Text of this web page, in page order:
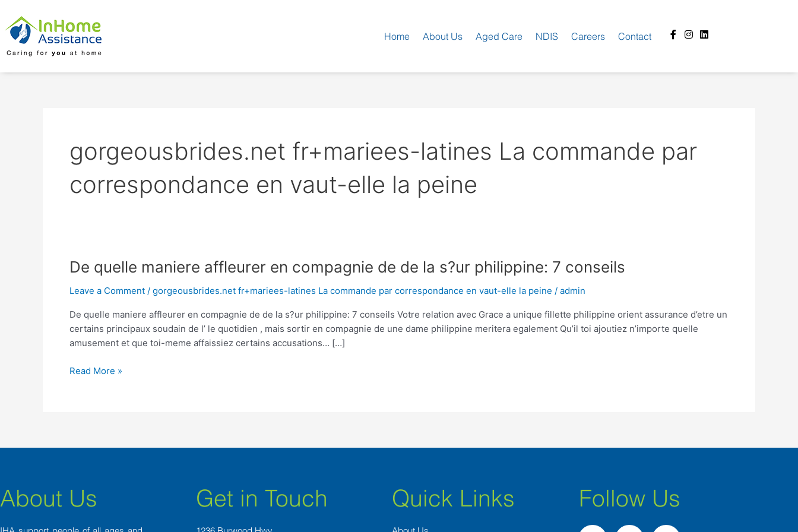
content
Home About Us Aged Care NDIS Careers Contact
Facebook-
f
Instagram
Linkedin
gorgeousbrides.net fr+mariees-latines La commande par
correspondance en vaut-elle la peine
De quelle maniere affleurer en compagnie de de la s?ur philippine: 7 conseils
Leave a Comment / gorgeousbrides.net fr+mariees-latines La commande par correspondance en vaut-elle la peine / admin
De quelle maniere affleurer en compagnie de de la s?ur philippine: 7 conseils Votre relation avec Grace a unique fillette philippine orient assurance d’etre un
certains principaux soudain de l’ le quotidien , mais sortir en compagnie de une dame philippine meritera egalement Qu’il toi ajoutiez n’importe quelle
amusement et que toi-meme affaissiez certains accusations… […]
De
maniere
en
compagnie
de
la
conseils
Read More »
About Us Get in Touch Quick Links Follow Us